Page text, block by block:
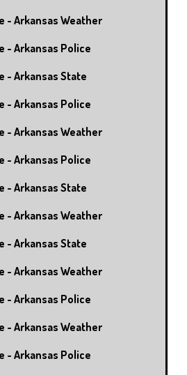
- Arkansas Weather
- Arkansas Police
- Arkansas State
- Arkansas Police
- Arkansas Weather
- Arkansas Police
- Arkansas State
- Arkansas Weather
- Arkansas State
- Arkansas Weather
- Arkansas Police
- Arkansas Weather
- Arkansas Police